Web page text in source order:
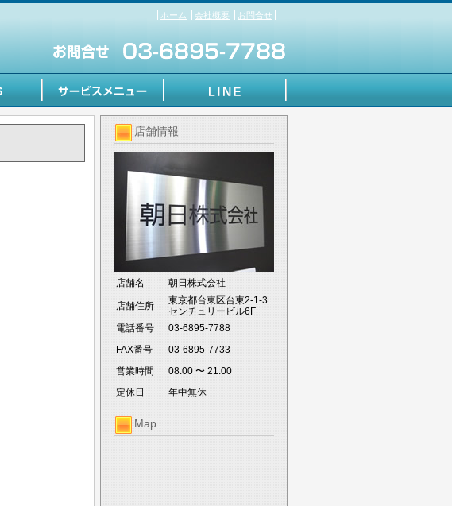
ホーム 会社概要 お問合せ
店舗情報
店舗名 朝日株式会社
店舗住所
東京都台東区台東2-1-3
センチュリービル6F
電話番号
03-6895-7788
FAX番号
03-6895-7733
営業時間
08:00 〜 21:00
定休日
年中無休
Map